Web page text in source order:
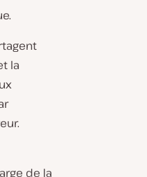
la
de la